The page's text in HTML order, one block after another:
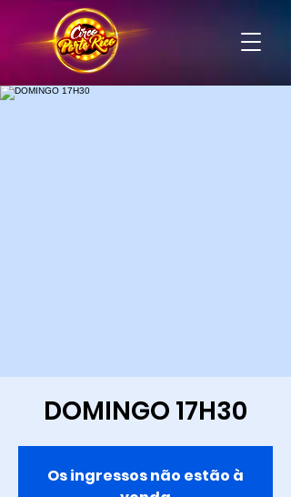
DOMINGO 17H30
Os ingressos não estão à